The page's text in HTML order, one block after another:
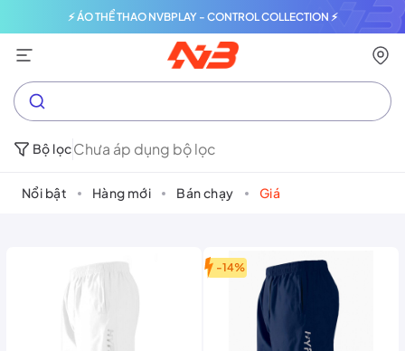
⚡ ÁO THỂ THAO NVBPLAY - CONTROL COLLECTION ⚡
Bộ lọcChưa áp dụng bộ lọc
Nổi bật Hàng mới Bán chạy Giá
-14%